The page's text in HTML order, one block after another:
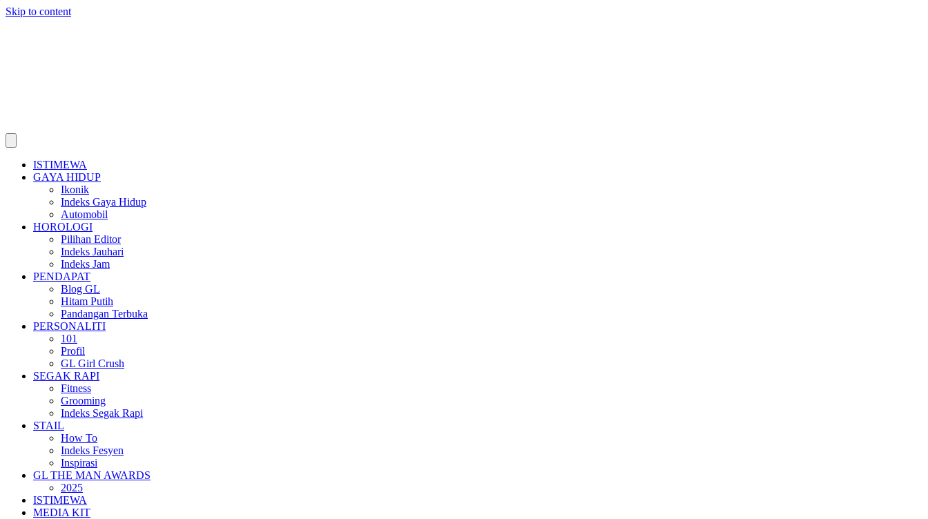
Skip to content
ISTIMEWA
GAYA HIDUP
Ikonik
Indeks Gaya Hidup
Automobil
HOROLOGI
Pilihan Editor
Indeks Jauhari
Indeks Jam
PENDAPAT
Blog GL
Hitam Putih
Pandangan Terbuka
PERSONALITI
101
Profil
GL Girl Crush
SEGAK RAPI
Fitness
Grooming
Indeks Segak Rapi
STAIL
How To
Indeks Fesyen
Inspirasi
GL THE MAN AWARDS
2025
ISTIMEWA
MEDIA KIT